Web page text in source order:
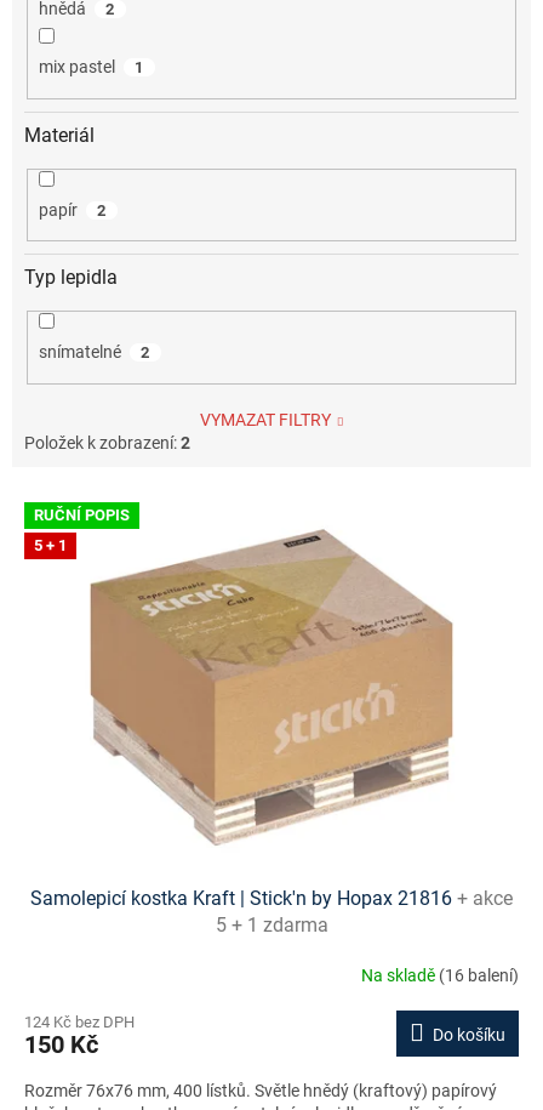
hnědá 2
mix pastel 1
Materiál
papír 2
Typ lepidla
snímatelné 2
VYMAZAT FILTRY
Položek k zobrazení:2
V RUČNÍ POPIS
5 + 1
Samolepicí kostka Kraft | Stick'n by Hopax 21816 + akce
5 + 1 zdarma
Na skladě (16 balení)
124 Kč bez DPH
150 Kč Do košíku
Rozměr 76x76 mm, 400 lístků. Světle hnědý (kraftový) papírový